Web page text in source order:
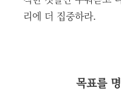
리에 더 집중하라.
목표를